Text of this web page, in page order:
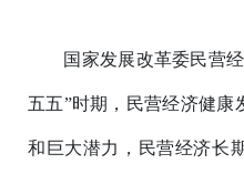
国家发展改革委民营经
五五”时期，民营经济健康
和巨大潜力，民营经济长